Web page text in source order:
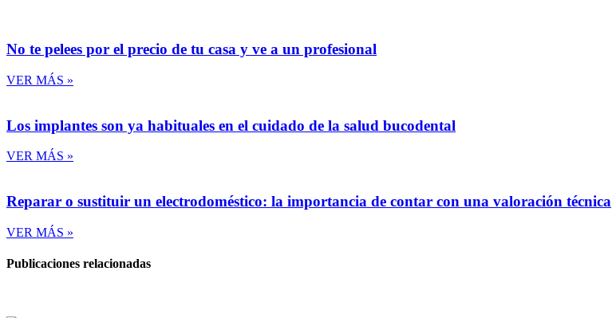
No te pelees por el precio de tu casa y ve a un profesional
VER MÁS »
Los implantes son ya habituales en el cuidado de la salud bucodental
VER MÁS »
Reparar o sustituir un electrodoméstico: la importancia de contar con una valoración técnica
VER MÁS »
Publicaciones relacionadas